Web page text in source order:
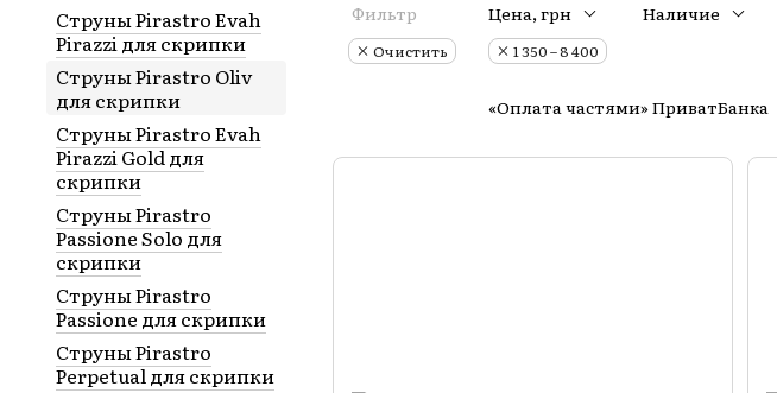
Фильтр
Очистить
Цена, грн
1 350 – 8 400
Наличие
«Оплата частями» ПриватБанка
Струны Pirastro Evah
Pirazzi для скрипки
Струны Pirastro Oliv
для скрипки
Струны Pirastro Evah
Pirazzi Gold для
скрипки
Струны Pirastro
Passione Solo для
скрипки
Струны Pirastro
Passione для скрипки
Струны Pirastro
Perpetual для скрипки